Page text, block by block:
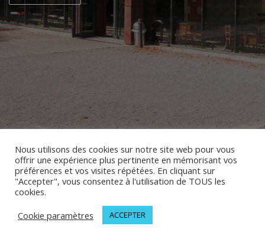
Nous utilisons des cookies sur notre site web pour vous
offrir une expérience plus pertinente en mémorisant vos
préférences et vos visites répétées. En cliquant sur
"Accepter", vous consentez à l'utilisation de TOUS les
cookies.
Cookie paramètres
ACCEPTER